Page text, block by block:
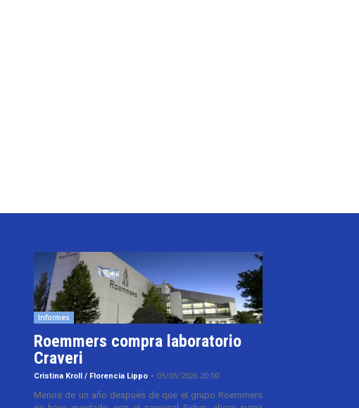
Informes
Roemmers compra laboratorio
Craveri
Cristina Kroll / Florencia Lippo - 05/05/2026 20:00
Menos de un año después de que el grupo Roemmers